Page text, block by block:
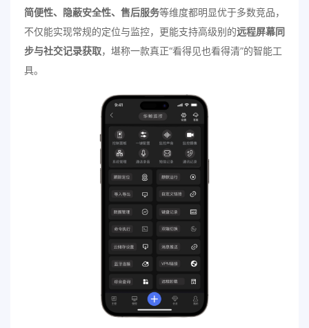
简便性、隐蔽安全性、售后服务等维度都明显优于多数竞品，
不仅能实现常规的定位与监控，更能支持高级别的远程屏幕同
步与社交记录获取，堪称一款真正“看得见也看得清”的智能工
具。